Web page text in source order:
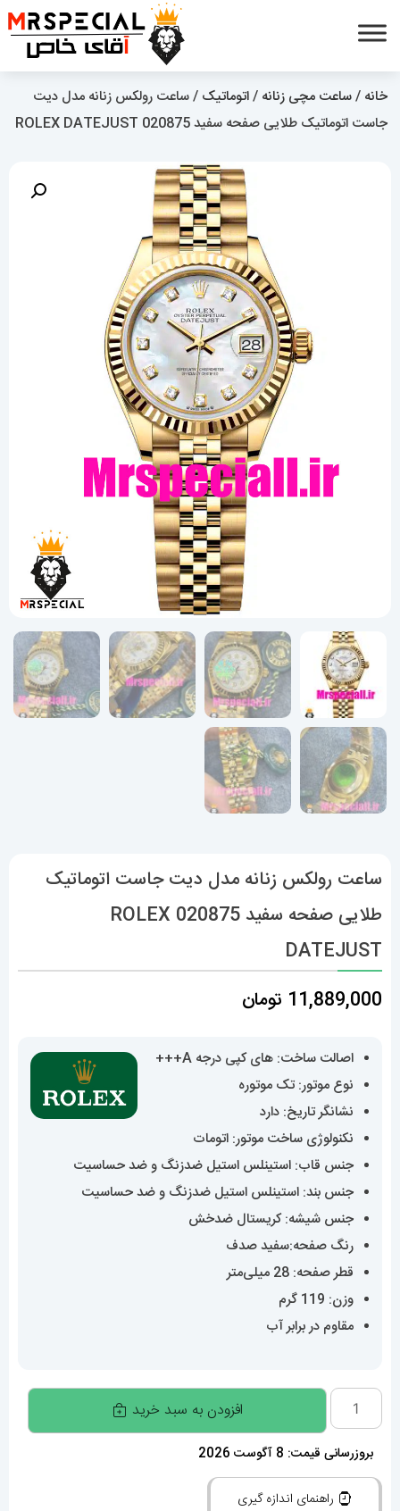
خانه /ساعت مچی زنانه /اتوماتیک / ساعت رولکس زنانه مدل دیت
جاست اتوماتیک طلایی صفحه سفید 020875 ROLEX DATEJUST
ساعت رولکس زنانه مدل دیت جاست اتوماتیک
طلایی صفحه سفید 020875 ROLEX
DATEJUST
11,889,000 تومان
اصالت ساخت: های کپی درجه A+++
نوع موتور: تک موتوره
نشانگر تاریخ: دارد
نکنولوژی ساخت موتور: اتومات
جنس قاب: استینلس استیل ضدزنگ و ضد حساسیت
جنس بند: استینلس استیل ضدزنگ و ضد حساسیت
جنس شیشه: کریستال ضدخش
رنگ صفحه:سفید صدف
قطر صفحه: 28 میلی‌متر
وزن: 119 گرم
مقاوم در برابر آب
ساعت
رولکس
زنانه
مدل
افزودن به سبد خرید
بروزرسانی قیمت: 8 آگوست 2026
راهنمای اندازه گیری